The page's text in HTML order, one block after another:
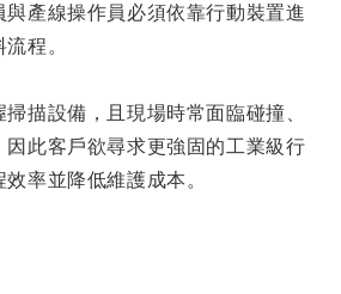
與產線操作員必須依靠行動裝置進
程。
描設備，且現場時常面臨碰撞、
此客戶欲尋求更強固的工業級行
率並降低維護成本。